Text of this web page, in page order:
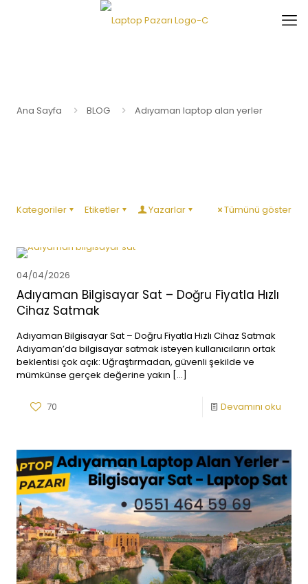
Ana Sayfa BLOG Adıyaman laptop alan yerler
Kategoriler Etiketler Yazarlar Tümünü göster
04/04/2026
Adıyaman Bilgisayar Sat – Doğru Fiyatla Hızlı
Cihaz Satmak
Adıyaman Bilgisayar Sat – Doğru Fiyatla Hızlı Cihaz Satmak
Adıyaman’da bilgisayar satmak isteyen kullanıcıların ortak
beklentisi çok açık: Uğraştırmadan, güvenli şekilde ve
mümkünse gerçek değerine yakın […]
70 Devamını oku